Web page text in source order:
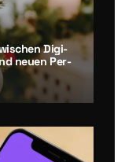
Digi­
neu­en Per­